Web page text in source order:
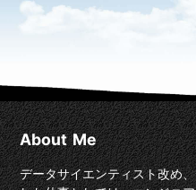
About Me
データサイエンティスト改め